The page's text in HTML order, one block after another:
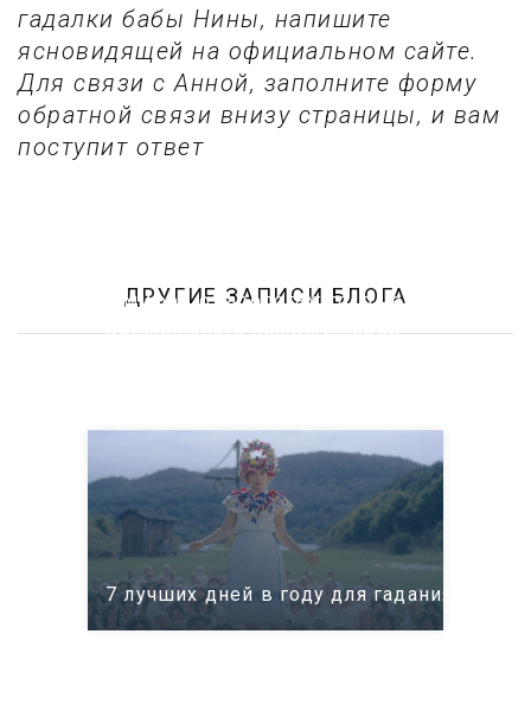
гадалки бабы Нины, напишите
ясновидящей на официальном сайте.
Для связи с Анной, заполните форму
обратной связи внизу страницы, и вам
поступит ответ
ДРУГИЕ ЗАПИСИ БЛОГА
5 мифов о тарологах: то, о чем
должен знать каждый перед
7 лучших дней в году для гадания: